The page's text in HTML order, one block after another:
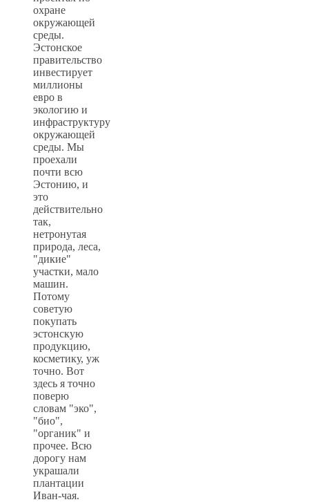
охране
окружающей
среды.
Эстонское
правительство
инвестирует
миллионы
евро в
экологию и
инфраструктуру
окружающей
среды. Мы
проехали
почти всю
Эстонию, и
это
действительно
так,
нетронутая
природа, леса,
"дикие"
участки, мало
машин.
Потому
советую
покупать
эстонскую
продукцию,
косметику, уж
точно. Вот
здесь я точно
поверю
словам "эко",
"био",
"органик" и
прочее. Всю
дорогу нам
украшали
плантации
Иван-чая.